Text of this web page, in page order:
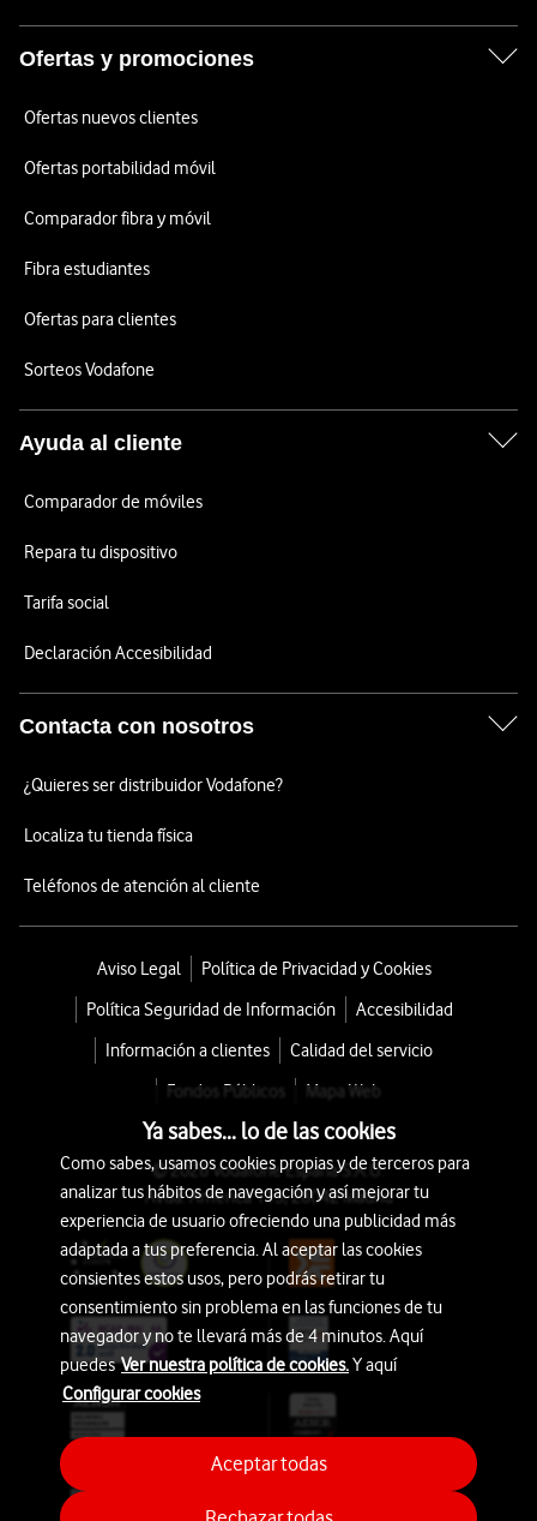
Ofertas y promociones
Ofertas nuevos clientes
Ofertas portabilidad móvil
Comparador fibra y móvil
Fibra estudiantes
Ofertas para clientes
Sorteos Vodafone
Ayuda al cliente
Comparador de móviles
Repara tu dispositivo
Tarifa social
Declaración Accesibilidad
Contacta con nosotros
¿Quieres ser distribuidor Vodafone?
Localiza tu tienda física
Teléfonos de atención al cliente
Aviso Legal
Política de Privacidad y Cookies
Política Seguridad de Información
Accesibilidad
Información a clientes
Calidad del servicio
Fondos Públicos
Mapa Web
© 2026 Vodafone España S.A.U.
Avda. América 115, 28042 Madrid
Ya sabes... lo de las cookies
Como sabes, usamos cookies propias y de terceros para
analizar tus hábitos de navegación y así mejorar tu
experiencia de usuario ofreciendo una publicidad más
adaptada a tus preferencia. Al aceptar las cookies
consientes estos usos, pero podrás retirar tu
consentimiento sin problema en las funciones de tu
navegador y no te llevará más de 4 minutos. Aquí
puedesVer nuestra política de cookies.Y aquí
Configurar cookies
Aceptar todas